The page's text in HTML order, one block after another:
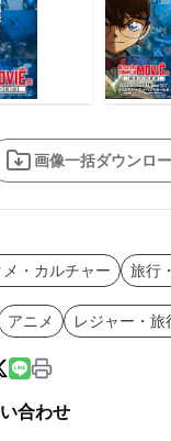
画像一括ダウンロ
メ・カルチャー 旅行
アニメ レジャー・旅
合わせ